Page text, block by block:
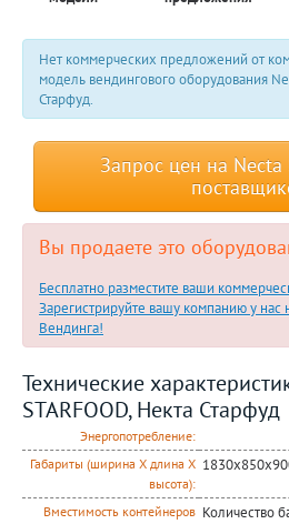
Нет коммерческих предложений от
модель вендингового оборудования
Старфуд.
Запрос цен на Necta
Вы продаете это
Бесплатно разместите ваши
Зарегистрируйте вашу компанию у нас
Вендинга!
Технические
STARFOOD, Некта Старфуд
Энергопотребление:
Габариты (ширина Х длина Х
высота):
Вместимость контейнеров Количество